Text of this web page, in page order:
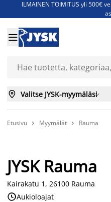
ILMAINEN TOIMITUS yli 500€
Jenkkisänkyjä -

 Valitse JYSK-myymäläsi
Etusivu  Myymälät  Rauma
JYSK Rauma
Kairakatu 1, 26100 Rauma
Aukioloajat